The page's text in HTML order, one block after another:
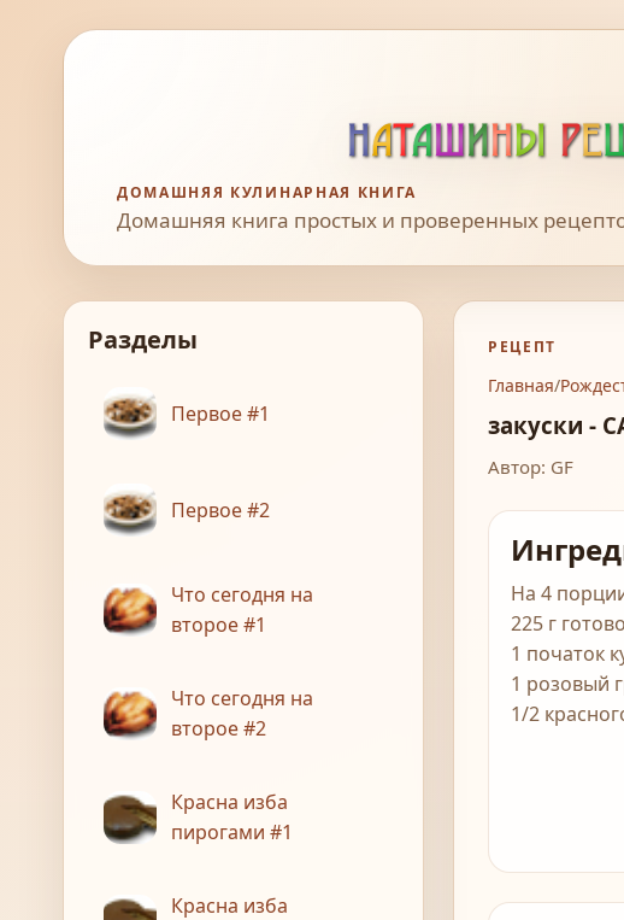
ДОМАШНЯЯ КУЛИНАРНАЯ КНИГА
Домашняя книга простых и проверенных
Разделы
Первое #1
Первое #2
Что сегодня на
второе #1
Что сегодня на
второе #2
Красна изба
пирогами #1
Красна изба
РЕЦЕПТ
Главная/
закуски -
Автор: GF
На 4
225 г
1 початок
1 розовый
1/2